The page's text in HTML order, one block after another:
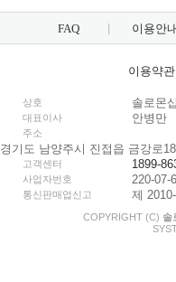
FAQ 이용안내
이용약관
상호 솔로몬
대표이사 안병만
주소
경기도 남양주시 진접읍 금강로
고객센터 1899-
사업자번호 220-07-
통신판매업신고 제
COPYRIGHT (C) 솔